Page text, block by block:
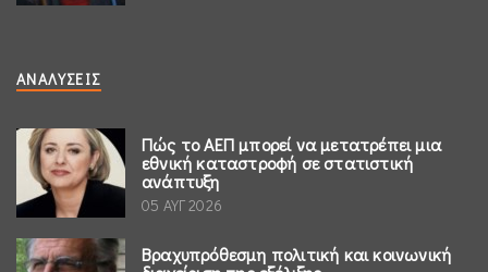
ΑΝΑΛΎΣΕΙΣ
Πώς το ΑΕΠ μπορεί να μετατρέπει μια
εθνική καταστροφή σε στατιστική
ανάπτυξη
05 ΑΥΓ 2026
Βραχυπρόθεσμη πολιτική και κοινωνική